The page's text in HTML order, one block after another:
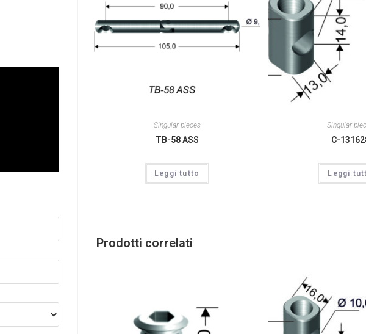
Singular pieces
TB-58 ASS
Leggi tutto
Singular
C-
Leggi
Prodotti correlati